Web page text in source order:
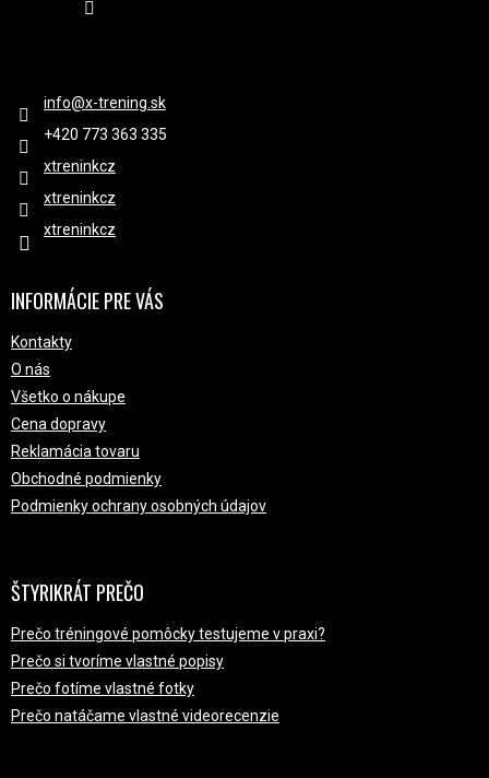
info@x-trening.sk
+420 ‭773 363 335
xtreninkcz
xtreninkcz
xtreninkcz
INFORMÁCIE PRE VÁS
Kontakty
O nás
Všetko o nákupe
Cena dopravy
Reklamácia tovaru
Obchodné podmienky
Podmienky ochrany osobných údajov
ŠTYRIKRÁT PREČO
Prečo tréningové pomôcky testujeme v praxi?
Prečo si tvoríme vlastné popisy
Prečo fotíme vlastné fotky
Prečo natáčame vlastné videorecenzie